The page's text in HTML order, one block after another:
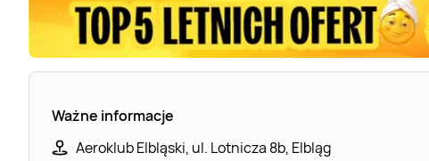
Ważne informacje
Aeroklub Elbląski, ul. Lotnicza 8b, Elbląg